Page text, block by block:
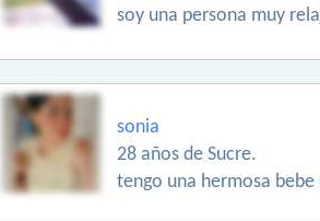
soy una persona muy
sonia
28 años de Sucre.
tengo una hermosa